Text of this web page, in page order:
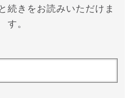
続きをお読みいただけま
す。